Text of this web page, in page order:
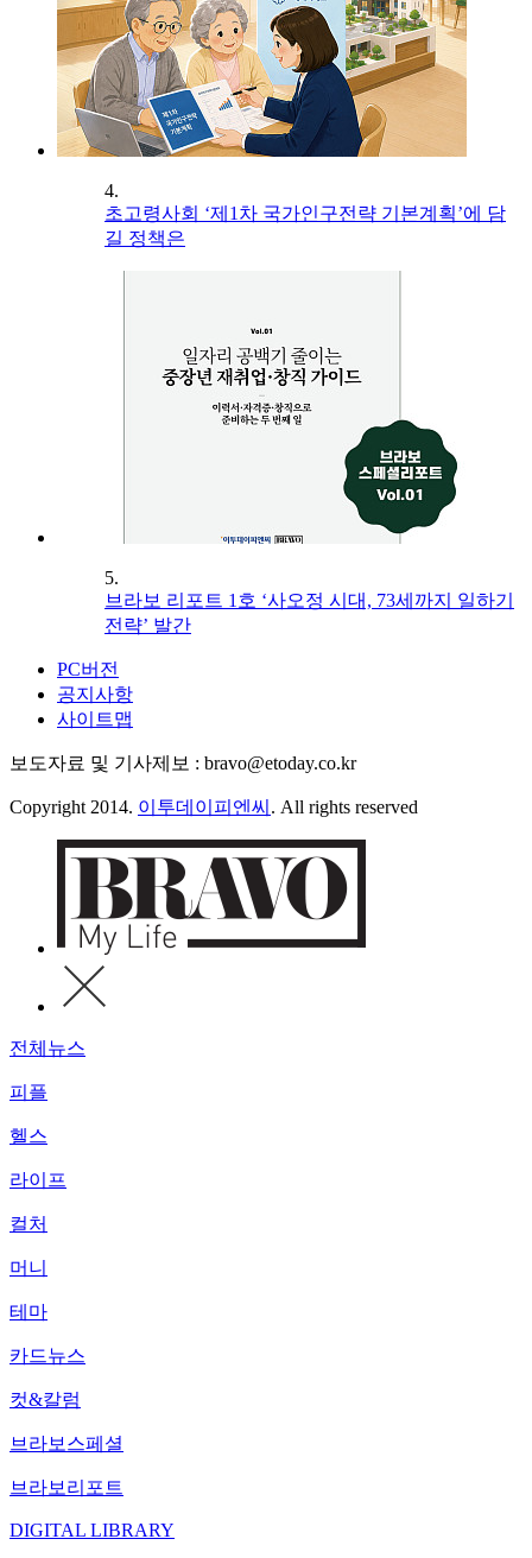
4.
초고령사회 ‘제1차 국가인구전략 기본계획’에 담
길 정책은
5.
브라보 리포트 1호 ‘사오정 시대, 73세까지 일하기
전략’ 발간
PC버전
공지사항
사이트맵
보도자료 및 기사제보 : bravo@etoday.co.kr
Copyright 2014. 이투데이피엔씨 . All rights reserved
전체뉴스
피플
헬스
라이프
컬처
머니
테마
카드뉴스
컷&칼럼
브라보스페셜
브라보리포트
DIGITAL LIBRARY